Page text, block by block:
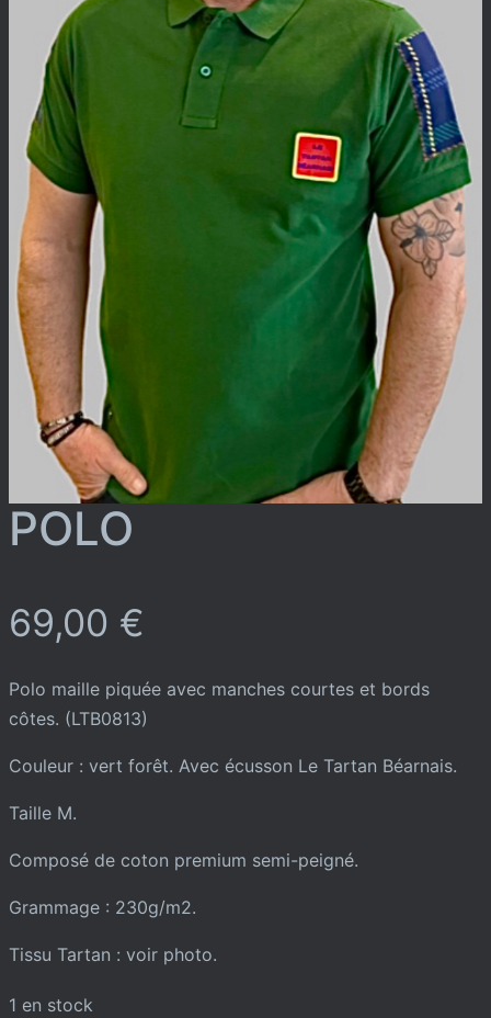
POLO
69,00 €
Polo maille piquée avec manches courtes et bords
côtes. (LTB0813)
Couleur : vert forêt. Avec écusson Le Tartan Béarnais.
Taille M.
Composé de coton premium semi-peigné.
Grammage : 230g/m2.
Tissu Tartan : voir photo.
1 en stock